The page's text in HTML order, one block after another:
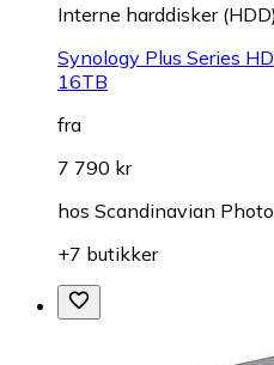
Interne harddisker (HDD)
Synology Plus Series
16TB
fra
7 790 kr
hos Scandinavian Photo
+7 butikker